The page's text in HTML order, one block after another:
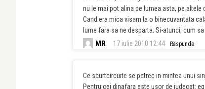
nu le mai pot alina pe lumea asta, pe
Cand era mica visam la o binecuvantata
lume fara sa ne desparta. Si-atunci, cum
MR 17 iulie 2010 12:44 Răspunde
Ce scurtcircuite se petrec in mintea unui
Pentru cei dinafara este usor de judecat: